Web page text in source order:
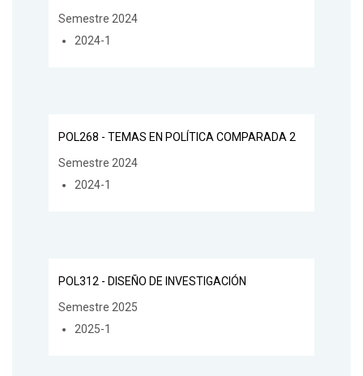
Semestre 2024
2024-1
POL268 - TEMAS EN POLÍTICA COMPARADA 2
Semestre 2024
2024-1
POL312 - DISEÑO DE INVESTIGACIÓN
Semestre 2025
2025-1